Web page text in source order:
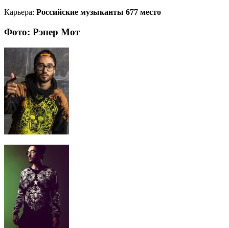
Карьера: Российские музыканты 677 место
Фото: Рэпер Мот